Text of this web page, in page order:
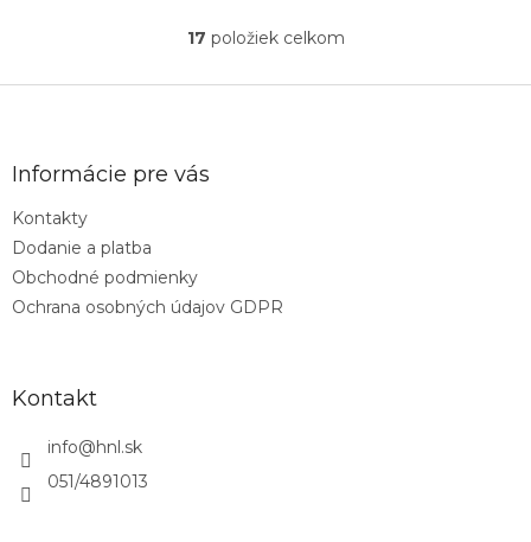
O
l
v
k
17 položiek celkom
Informácie pre vás
Kontakty
Dodanie a platba
Obchodné podmienky
Ochrana osobných údajov GDPR
Kontakt
info@hnl.sk
051/4891013